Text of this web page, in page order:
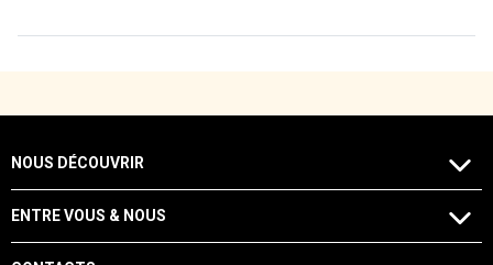
NOUS DÉCOUVRIR
ENTRE VOUS & NOUS